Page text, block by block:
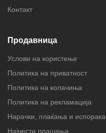
Контакт
Продавница
Услови на користење
Политика на приватност
Политика на колачиња
Политика на рекламација
Нарачки, плаќања и испорака
Најчести прашања